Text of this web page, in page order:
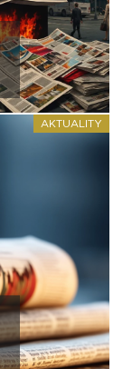
AKTUALITY